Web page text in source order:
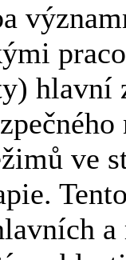
hlavní
ve